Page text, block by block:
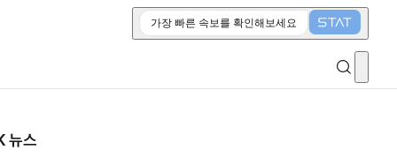
가장 빠른 속보를 확인해보세요
뉴스